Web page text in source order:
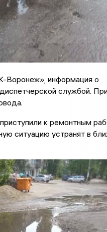
Воронеж», информация о
службой.
к ремонтным
ситуацию устранят в